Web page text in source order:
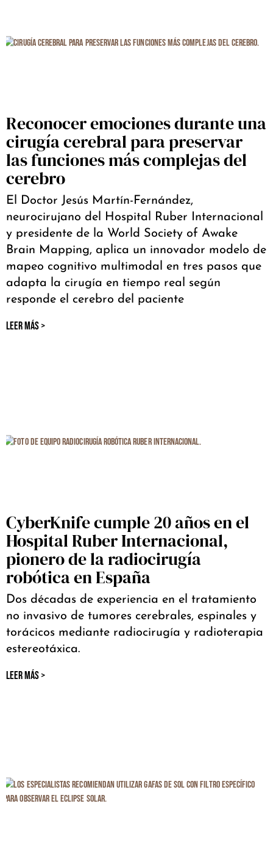
Reconocer emociones durante una
cirugía cerebral para preservar
las funciones más complejas del
cerebro
El Doctor Jesús Martín-Fernández,
neurocirujano del Hospital Ruber Internacional
y presidente de la World Society of Awake
Brain Mapping, aplica un innovador modelo de
mapeo cognitivo multimodal en tres pasos que
adapta la cirugía en tiempo real según
responde el cerebro del paciente
LEER MÁS >
CyberKnife cumple 20 años en el
Hospital Ruber Internacional,
pionero de la radiocirugía
robótica en España
Dos décadas de experiencia en el tratamiento
no invasivo de tumores cerebrales, espinales y
torácicos mediante radiocirugía y radioterapia
estereotáxica.
LEER MÁS >